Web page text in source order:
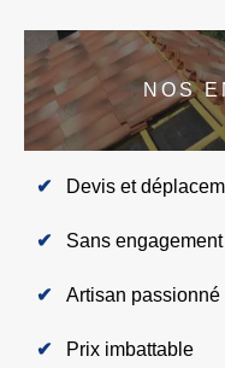
NOS
Devis et
Sans engagement
Artisan passionné
Prix imbattable